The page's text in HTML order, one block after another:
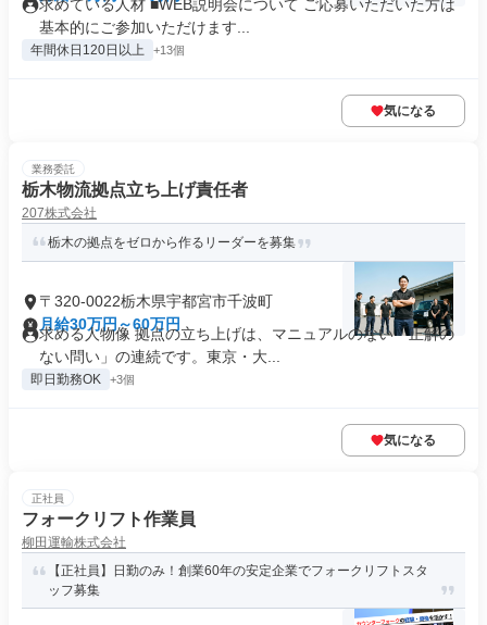
求めている人材 ■WEB説明会について ご応募いただいた方は
基本的にご参加いただけます...
年間休日120日以上 +13個
気になる
業務委託
栃木物流拠点立ち上げ責任者
207株式会社
栃木の拠点をゼロから作るリーダーを募集
〒320-0022栃木県宇都宮市千波町
月給30万円～60万円
求める人物像 拠点の立ち上げは、マニュアルのない「正解の
ない問い」の連続です。東京・大...
即日勤務OK +3個
気になる
正社員
フォークリフト作業員
柳田運輸株式会社
【正社員】日勤のみ！創業60年の安定企業でフォークリフトスタ
ッフ募集